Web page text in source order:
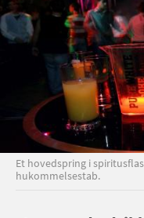
Et hovedspring i
hukommelsestab.